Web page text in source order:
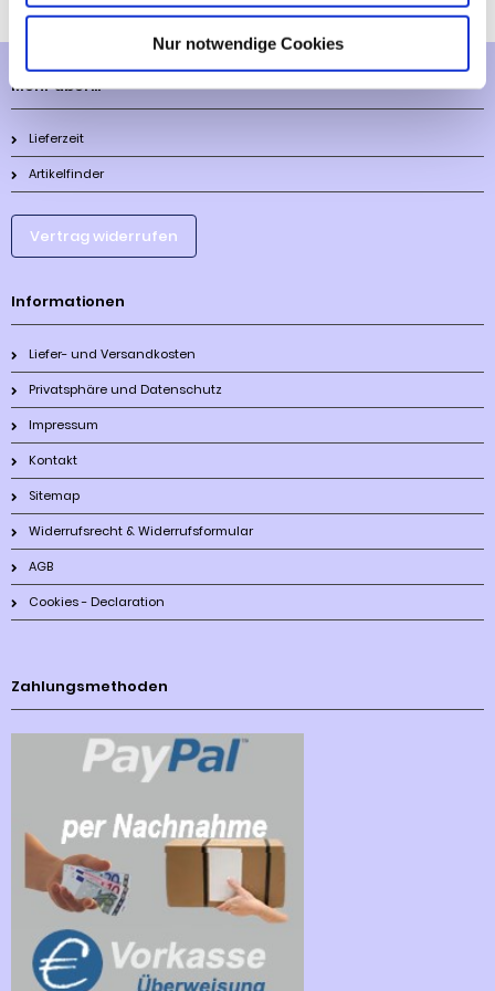
Nur notwendige Cookies
Mehr über...
Lieferzeit
Artikelfinder
Vertrag widerrufen
Informationen
Liefer- und Versandkosten
Privatsphäre und Datenschutz
Impressum
Kontakt
Sitemap
Widerrufsrecht & Widerrufsformular
AGB
Cookies - Declaration
Zahlungsmethoden